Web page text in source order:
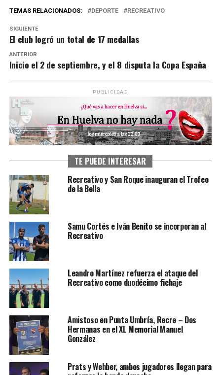
TEMAS RELACIONADOS: DEPORTE RECREATIVO
SIGUIENTE
El club logró un total de 17 medallas
ANTERIOR
Inicio el 2 de septiembre, y el 8 disputa la Copa España
PUBLICIDAD
TE PUEDE INTERESAR
Recreativo y San Roque inauguran el Trofeo
de la Bella
Samu Cortés e Iván Benito se incorporan al
Recreativo
Leandro Martínez refuerza el ataque del
Recreativo como duodécimo fichaje
Amistoso en Punta Umbría, Recre – Dos
Hermanas en el XL Memorial Manuel
González
Prats y Wehber, ambos jugadores llegan para